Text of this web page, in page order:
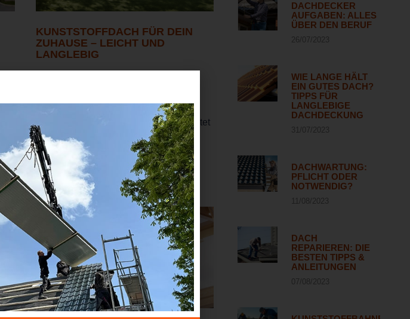
KUNSTSTOFFDACH FÜR DEIN
ZUHAUSE – LEICHT UND
LANGLEBIG
Schutz für dein Zuhause sein. Im
Vergleich zu traditionellen Dächern bietet
es viele Vorteile. Es
MEHR ERFAHREN...
DACHDECKER
AUFGABEN: ALLES
ÜBER DEN BERUF
26/07/2023
WIE LANGE HÄLT
EIN GUTES DACH?
TIPPS FÜR
LANGLEBIGE
DACHDECKUNG
31/07/2023
DACHWARTUNG:
PFLICHT ODER
NOTWENDIG?
11/08/2023
DACH
REPARIEREN: DIE
BESTEN TIPPS &
ANLEITUNGEN
07/08/2023